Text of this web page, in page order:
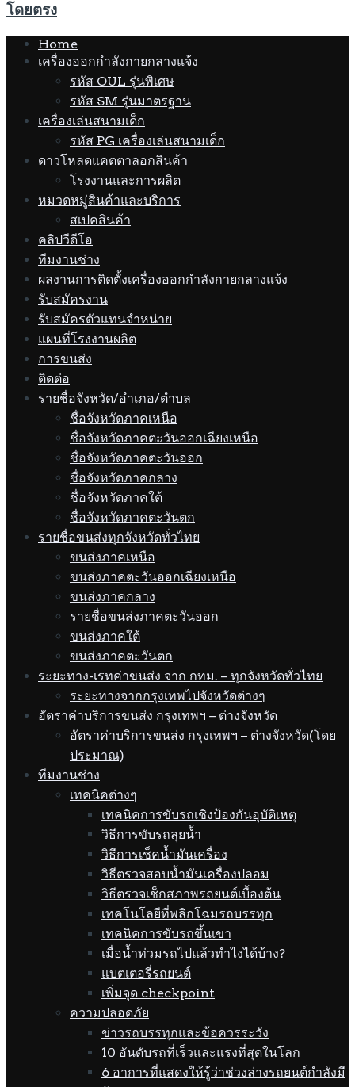
โดยตรง
Home
เครื่องออกกำลังกายกลางแจ้ง
รหัส OUL รุ่นพิเศษ
รหัส SM รุ่นมาตรฐาน
เครื่องเล่นสนามเด็ก
รหัส PG เครื่องเล่นสนามเด็ก
ดาวโหลดแคตตาลอกสินค้า
โรงงานและการผลิต
หมวดหมู่สินค้าและบริการ
สเปคสินค้า
คลิปวีดีโอ
ทีมงานช่าง
ผลงานการติดตั้งเครื่องออกกำลังกายกลางแจ้ง
รับสมัครงาน
รับสมัครตัวแทนจำหน่าย
แผนที่โรงงานผลิต
การขนส่ง
ติดต่อ
รายชื่อจังหวัด/อำเภอ/ตำบล
ชื่อจังหวัดภาคเหนือ
ชื่อจังหวัดภาคตะวันออกเฉียงเหนือ
ชื่อจังหวัดภาคตะวันออก
ชื่อจังหวัดภาคกลาง
ชื่อจังหวัดภาคใต้
ชื่อจังหวัดภาคตะวันตก
รายชื่อขนส่งทุกจังหวัดทั่วไทย
ขนส่งภาคเหนือ
ขนส่งภาคตะวันออกเฉียงเหนือ
ขนส่งภาคกลาง
รายชื่อขนส่งภาคตะวันออก
ขนส่งภาคใต้
ขนส่งภาคตะวันตก
ระยะทาง-เรทค่าขนส่ง จาก กทม. – ทุกจังหวัดทั่วไทย
ระยะทางจากกรุงเทพไปจังหวัดต่างๆ
อัตราค่าบริการขนส่ง กรุงเทพฯ – ต่างจังหวัด
อัตราค่าบริการขนส่ง กรุงเทพฯ – ต่างจังหวัด(โดย
ประมาณ)
ทีมงานช่าง
เทคนิคต่างๆ
เทคนิคการขับรถเชิงป้องกันอุบัติเหตุ
วิธีการขับรถลุยน้ำ
วิธีการเช็คน้ำมันเครื่อง
วิธีตรวจสอบน้ำมันเครื่องปลอม
วิธีตรวจเช็กสภาพรถยนต์เบื้องต้น
เทคโนโลยีที่พลิกโฉมรถบรรทุก
เทคนิคการขับรถขึ้นเขา
เมื่อน้ำท่วมรถไปแล้วทำไงได้บ้าง?
แบตเตอรี่รถยนต์
เพิ่มจุด checkpoint
ความปลอดภัย
ข่าวรถบรรทุกและข้อควรระวัง
10 อันดับรถที่เร็วและแรงที่สุดในโลก
6 อาการที่แสดงให้รู้ว่าช่วงล่างรถยนต์กำลังมี